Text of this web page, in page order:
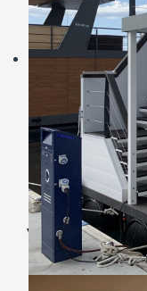
V 2
voljo
V
pa so